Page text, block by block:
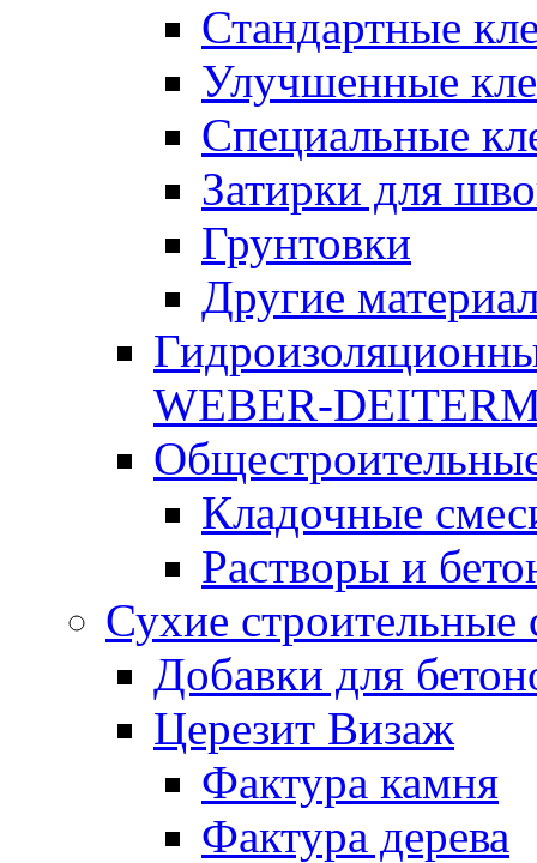
Стандартные
Улучшенные
Специальные
Затирки для
Грунтовки
Другие
WEBER-
Кладочные
Растворы и
Сухие строительные
Добавки для
Церезит Визаж
Фактура камня
Фактура дерева